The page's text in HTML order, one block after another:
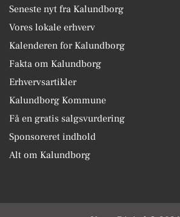
Seneste nyt fra Kalundborg
Vores lokale erhverv
Kalenderen for Kalundborg
Fakta om Kalundborg
Erhvervsartikler
Kalundborg Kommune
Få en gratis salgsvurdering
Sponsoreret indhold
Alt om Kalundborg